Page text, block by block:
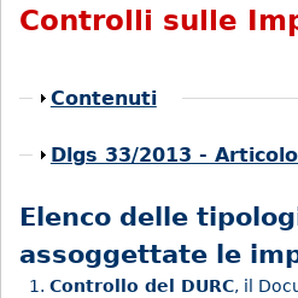
Controlli sulle
Mostra
Contenuti
Mostra
Dlgs 33/2013 -
Elenco delle
assoggettate le
Controllo del DURC, il